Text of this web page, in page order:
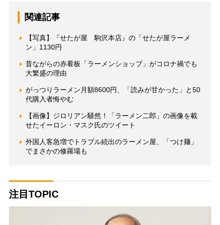
関連記事
【写真】『せたが屋 駒沢本店』の「せたが屋ラーメ
ン」1130円
昔ながらの赤看板「ラーメンショップ」がコロナ禍でも
大繁盛の理由
がっつりラーメン月額8600円、「読みが甘かった」と50
代購入者悔やむ
【画像】ジロリアン騒然！「ラーメン二郎」の画像を載
せたイーロン・マスク氏のツイート
外国人客急増でトラブル続出のラーメン屋、「つけ麺」
でまさかの修羅場も
注目TOPIC